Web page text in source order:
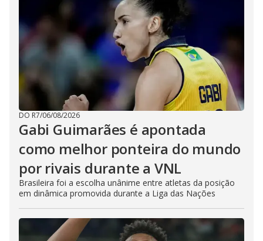
DO R7/06/08/2026
Gabi Guimarães é apontada
como melhor ponteira do mundo
por rivais durante a VNL
Brasileira foi a escolha unânime entre atletas da posição
em dinâmica promovida durante a Liga das Nações